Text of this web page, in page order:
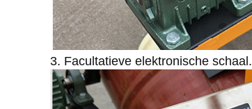
3. Facultatieve elektronische schaal.